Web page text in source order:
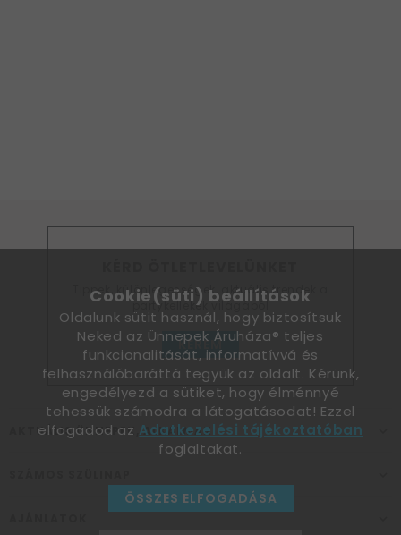
Tippek, különlegességek, aktuális trendek a
partykellékek világából
KÉREM
AKTUÁLIS ÜNNEPEK, ALKALMAK
Cookie(süti) beállítások
Oldalunk sütit használ, hogy biztosítsuk
Neked az Ünnepek Áruháza® teljes
funkcionalitását, informatívvá és
felhasználóbaráttá tegyük az oldalt. Kérünk,
engedélyezd a sütiket, hogy élménnyé
tehessük számodra a látogatásodat! Ezzel
elfogadod az Adatkezelési tájékoztatóban
foglaltakat.
ÖSSZES ELFOGADÁSA